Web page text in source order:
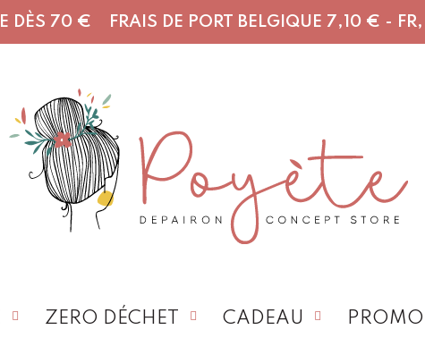
DÈS 70 € FRAIS DE PORT BELGIQUE 7,10 € -
ZERO DÉCHET CADEAU